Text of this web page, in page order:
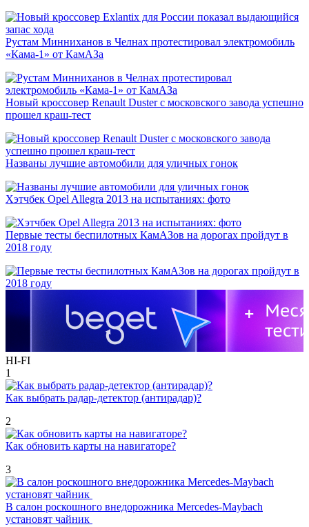
Рустам Минниханов в Челнах протестировал электромобиль
«Кама-1» от КамАЗа
Новый кроссовер Renault Duster с московского завода успешно
прошел краш-тест
Названы лучшие автомобили для уличных гонок
Хэтчбек Opel Allegra 2013 на испытаниях: фото
Первые тесты беспилотных КамАЗов на дорогах пройдут в
2018 году
HI-FI
1
Как выбрать радар-детектор (антирадар)?
2
Как обновить карты на навигаторе?
3
В салон роскошного внедорожника Mercedes-Maybach
установят чайник